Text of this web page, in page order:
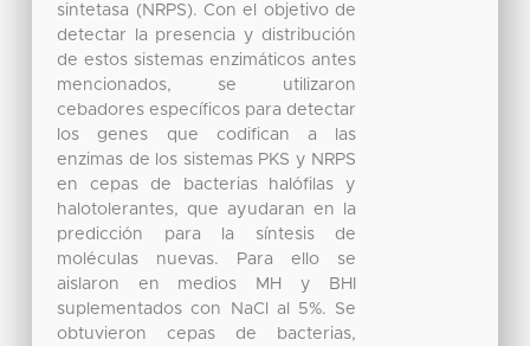
sintetasa (NRPS). Con el objetivo de
detectar la presencia y distribución
de estos sistemas enzimáticos antes
mencionados, se utilizaron
cebadores específicos para detectar
los genes que codifican a las
enzimas de los sistemas PKS y NRPS
en cepas de bacterias halófilas y
halotolerantes, que ayudaran en la
predicción para la síntesis de
moléculas nuevas. Para ello se
aislaron en medios MH y BHI
suplementados con NaCl al 5%. Se
obtuvieron cepas de bacterias,